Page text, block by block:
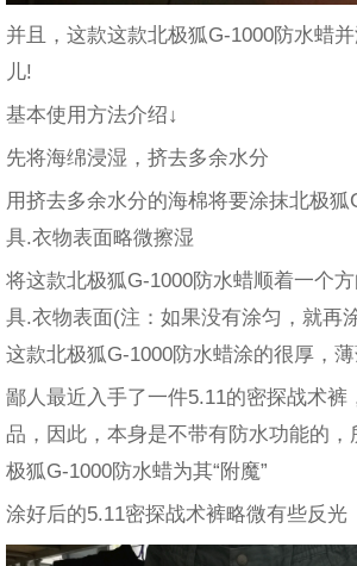
并且，这款这款北极狐G-1000防水蜡
儿!
基本使用方法介绍↓
先将海绵浸湿，挤去多余水分
用挤去多余水分的海棉将要涂抹北极狐
具.衣物表面略微擦湿
将这款北极狐G-1000防水蜡顺着一个
具.衣物表面(注：如果没有涂匀，就再
这款北极狐G-1000防水蜡涂的很厚，
鄙人最近入手了一件5.11的密探战术裤
品，因此，本身是不带有防水功能的
极狐G-1000防水蜡为其“附魔”
涂好后的5.11密探战术裤略微有些反光